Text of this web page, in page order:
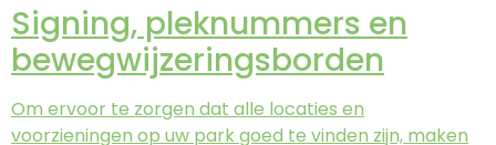
Signing, pleknummers en
bewegwijzeringsborden
Om ervoor te zorgen dat alle locaties en
voorzieningen op uw park goed te vinden zijn, maken